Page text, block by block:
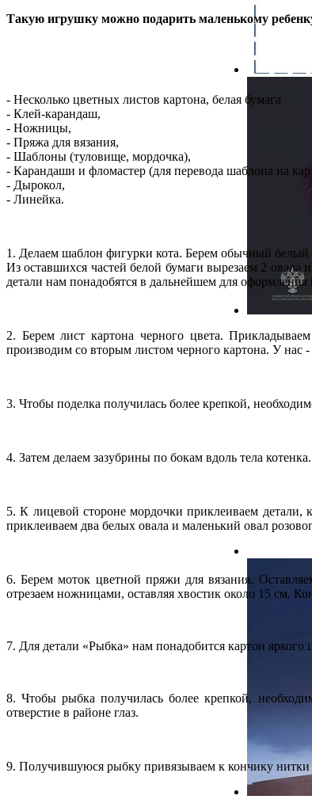
Такую игрушку можно подарить маленькому
- Несколько цветных листов картона, белая бумага
- Клей-карандаш,
- Ножницы,
- Пряжа для вязания,
- Шаблоны (туловище, мордочка),
- Карандаши и фломастер (для перевода шаблона на
- Дырокол,
- Линейка.
1. Делаем шаблон фигурки кота. Берем обычный
Из оставшихся частей белой бумаги вырезаем 2
детали нам понадобятся в дальнейшем для
2. Берем лист картона черного цвета.
производим со вторым листом черного картона. У нас
3. Чтобы поделка получилась более крепкой,
4. Затем делаем зазубрины по бокам вдоль тела котенка.
5. К лицевой стороне мордочки приклеиваем детали,
приклеиваем два белых овала и маленький овал
6. Берем моток цветной пряжи для вязания.
отрезаем ножницами, оставляя хвостик около 15 см.
7. Для детали «Рыбка» нам понадобится картон
8. Чтобы рыбка получилась более крепкой,
отверстие в районе глаз.
9. Получившуюся рыбку привязываем к кончику нитки